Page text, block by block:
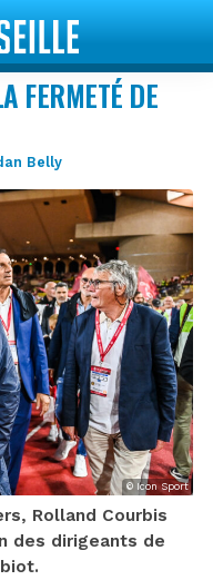
FERMETÉ DE
Belly
© Icon Sport
Rolland Courbis
des dirigeants de